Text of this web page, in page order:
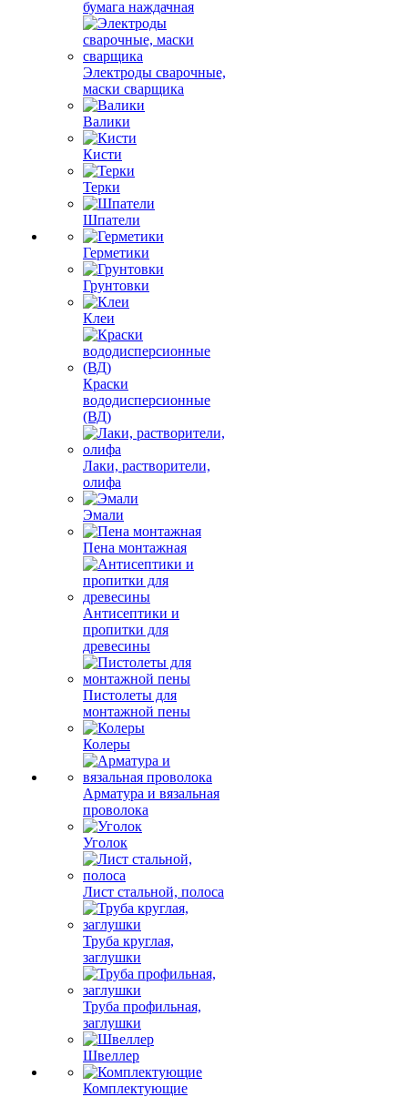
бумага наждачная
Электроды сварочные,
маски сварщика
Валики
Кисти
Терки
Шпатели
Герметики
Грунтовки
Клеи
Краски
вододисперсионные
(ВД)
Лаки, растворители,
олифа
Эмали
Пена монтажная
Антисептики и
пропитки для
древесины
Пистолеты для
монтажной пены
Колеры
Арматура и вязальная
проволока
Уголок
Лист стальной, полоса
Труба круглая,
заглушки
Труба профильная,
заглушки
Швеллер
Комплектующие